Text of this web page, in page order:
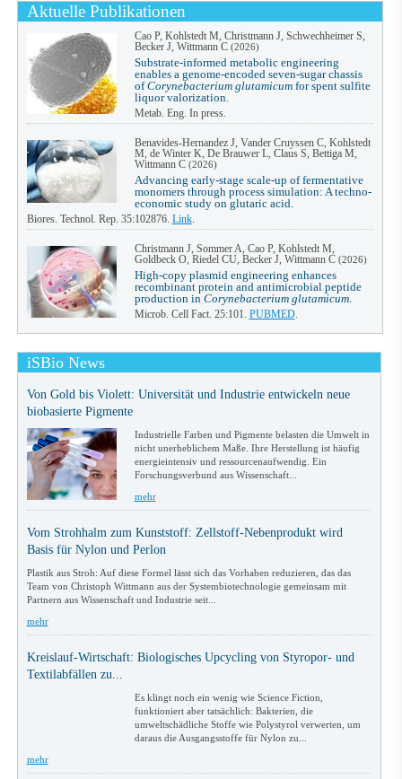
Aktuelle Publikationen
Cao P, Kohlstedt M, Christmann J, Schwechheimer S,
Becker J, Wittmann C (2026)
Substrate-informed metabolic engineering
enables a genome-encoded seven-sugar chassis
ofCorynebacterium glutamicumfor spent sulfite
liquor valorization.
Metab. Eng. In press.
Benavides-Hernandez J, Vander Cruyssen C, Kohlstedt
M, de Winter K, De Brauwer L, Claus S, Bettiga M,
Wittmann C (2026)
Advancing early-stage scale-up of fermentative
monomers through process simulation: A techno-
economic study on glutaric acid.
Biores. Technol. Rep. 35:102876. Link.
Christmann J, Sommer A, Cao P, Kohlstedt M,
Goldbeck O, Riedel CU, Becker J, Wittmann C (2026)
High-copy plasmid engineering enhances
recombinant protein and antimicrobial peptide
production in Corynebacterium glutamicum.
Microb. Cell Fact. 25:101. PUBMED.
iSBio News
Von Gold bis Violett: Universität und Industrie entwickeln neue
biobasierte Pigmente
Industrielle Farben und Pigmente belasten die Umwelt in
nicht unerheblichem Maße. Ihre Herstellung ist häufig
energieintensiv und ressourcenaufwendig. Ein
Forschungsverbund aus Wissenschaft...
mehr
Vom Strohhalm zum Kunststoff: Zellstoff-Nebenprodukt wird
Basis für Nylon und Perlon
Plastik aus Stroh: Auf diese Formel lässt sich das Vorhaben reduzieren, das das
Team von Christoph Wittmann aus der Systembiotechnologie gemeinsam mit
Partnern aus Wissenschaft und Industrie seit...
mehr
Kreislauf-Wirtschaft: Biologisches Upcycling von Styropor- und
Textilabfällen zu...
Es klingt noch ein wenig wie Science Fiction,
funktioniert aber tatsächlich: Bakterien, die
umweltschädliche Stoffe wie Polystyrol verwerten, um
daraus die Ausgangsstoffe für Nylon zu...
mehr